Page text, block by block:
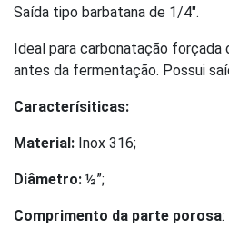
Saída tipo barbatana de 1/4″.
Ideal para carbonatação forçada
antes da fermentação. Possui
Caracterísiticas:
Material: Inox 316;
Diâmetro: ½”;
Comprimento da parte porosa: